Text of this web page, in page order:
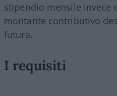
stipendio mensile invece
montante contributivo
futura.
I requisiti